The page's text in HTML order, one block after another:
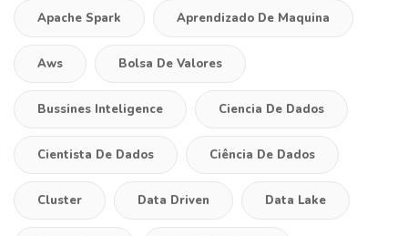
Apache Spark Aprendizado De Maquina
Aws Bolsa De Valores
Bussines Inteligence Ciencia De Dados
Cientista De Dados Ciência De Dados
Cluster Data Driven Data Lake